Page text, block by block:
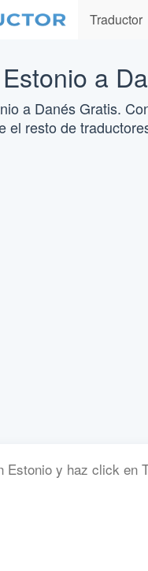
Traductor
a
a Danés Gratis.
el resto de